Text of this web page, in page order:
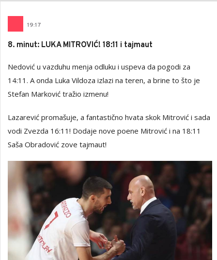
19:17
8. minut: LUKA MITROVIĆ! 18:11 i tajmaut
Nedović u vazduhu menja odluku i uspeva da pogodi za
14:11. A onda Luka Vildoza izlazi na teren, a brine to što je
Stefan Marković tražio izmenu!
Lazarević promašuje, a fantastično hvata skok Mitrović i sada
vodi Zvezda 16:11! Dodaje nove poene Mitrović i na 18:11
Saša Obradović zove tajmaut!